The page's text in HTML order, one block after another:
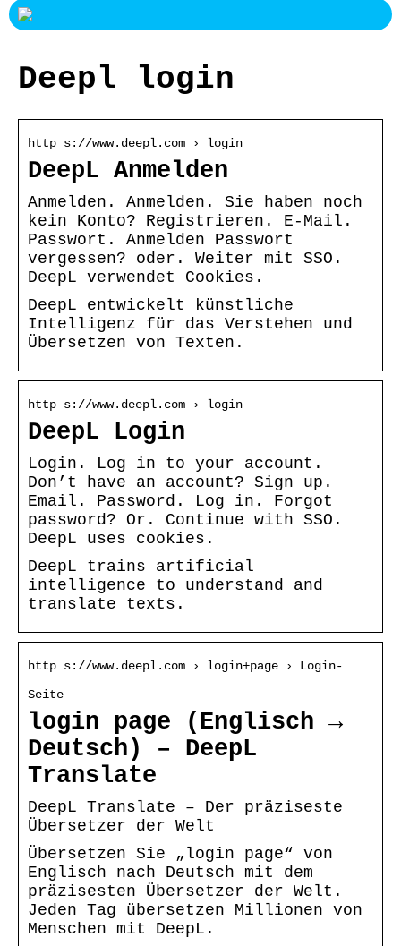
Deepl login
http s://www.deepl.com › login
DeepL Anmelden
Anmelden. Anmelden. Sie haben noch
kein Konto? Registrieren. E-Mail.
Passwort. Anmelden Passwort
vergessen? oder. Weiter mit SSO.
DeepL verwendet Cookies.
DeepL entwickelt künstliche
Intelligenz für das Verstehen und
Übersetzen von Texten.
http s://www.deepl.com › login
DeepL Login
Login. Log in to your account.
Don’t have an account? Sign up.
Email. Password. Log in. Forgot
password? Or. Continue with SSO.
DeepL uses cookies.
DeepL trains artificial
intelligence to understand and
translate texts.
http s://www.deepl.com › login+page › Login-
Seite
login page (Englisch →
Deutsch) – DeepL
Translate
DeepL Translate – Der präziseste
Übersetzer der Welt
Übersetzen Sie „login page“ von
Englisch nach Deutsch mit dem
präzisesten Übersetzer der Welt.
Jeden Tag übersetzen Millionen von
Menschen mit DeepL.